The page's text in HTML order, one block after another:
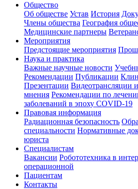
Общество
Об обществе Устав История
Члены общества География
Медицинские партнеры
Мероприятия
Предстоящие мероприятия
Наука и практика
Важные научные новости
Рекомендации Публикации
Презентации Видеотрансляции
мнения Рекомендации по
заболеваний в эпоху COVID-19
Правовая информация
Радиационная безопасность
специальности Нормативные
юриста
Специалистам
Вакансии Робототехника в
операционной
Пациентам
Контакты